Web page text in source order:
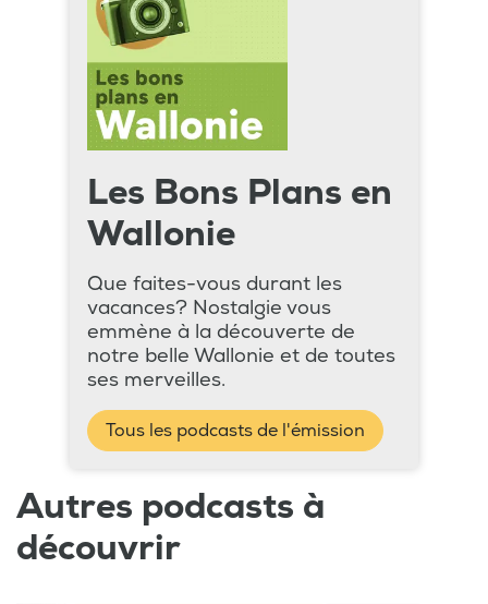
Les Bons Plans en
Wallonie
Que faites-vous durant les
vacances? Nostalgie vous
emmène à la découverte de
notre belle Wallonie et de toutes
ses merveilles.
Tous les podcasts de l'émission
Autres podcasts à
découvrir